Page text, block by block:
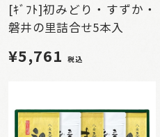
[ｷﾞﾌﾄ]初みどり・すずか・
磐井の里詰合せ5本入
¥5,761 税込